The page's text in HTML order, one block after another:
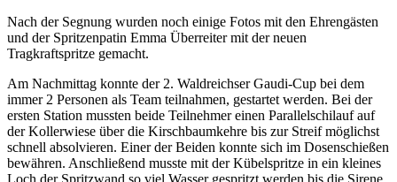
Nach der Segnung wurden noch einige Fotos mit den Ehrengästen
und der Spritzenpatin Emma Überreiter mit der neuen
Tragkraftspritze gemacht.
Am Nachmittag konnte der 2. Waldreichser Gaudi-Cup bei dem
immer 2 Personen als Team teilnahmen, gestartet werden. Bei der
ersten Station mussten beide Teilnehmer einen Parallelschilauf auf
der Kollerwiese über die Kirschbaumkehre bis zur Streif möglichst
schnell absolvieren. Einer der Beiden konnte sich im Dosenschießen
bewähren. Anschließend musste mit der Kübelspritze in ein kleines
Loch der Spritzwand so viel Wasser gespritzt werden bis die Sirene